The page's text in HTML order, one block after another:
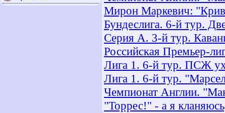
Мирон Маркевич:
Бундеслига. 6-й тур.
Серия А. 3-й тур.
Российская Премьер-
Лига 1. 6-й тур. ПСЖ
Лига 1. 6-й тур.
Чемпионат Англии.
"Торрес!" - а я